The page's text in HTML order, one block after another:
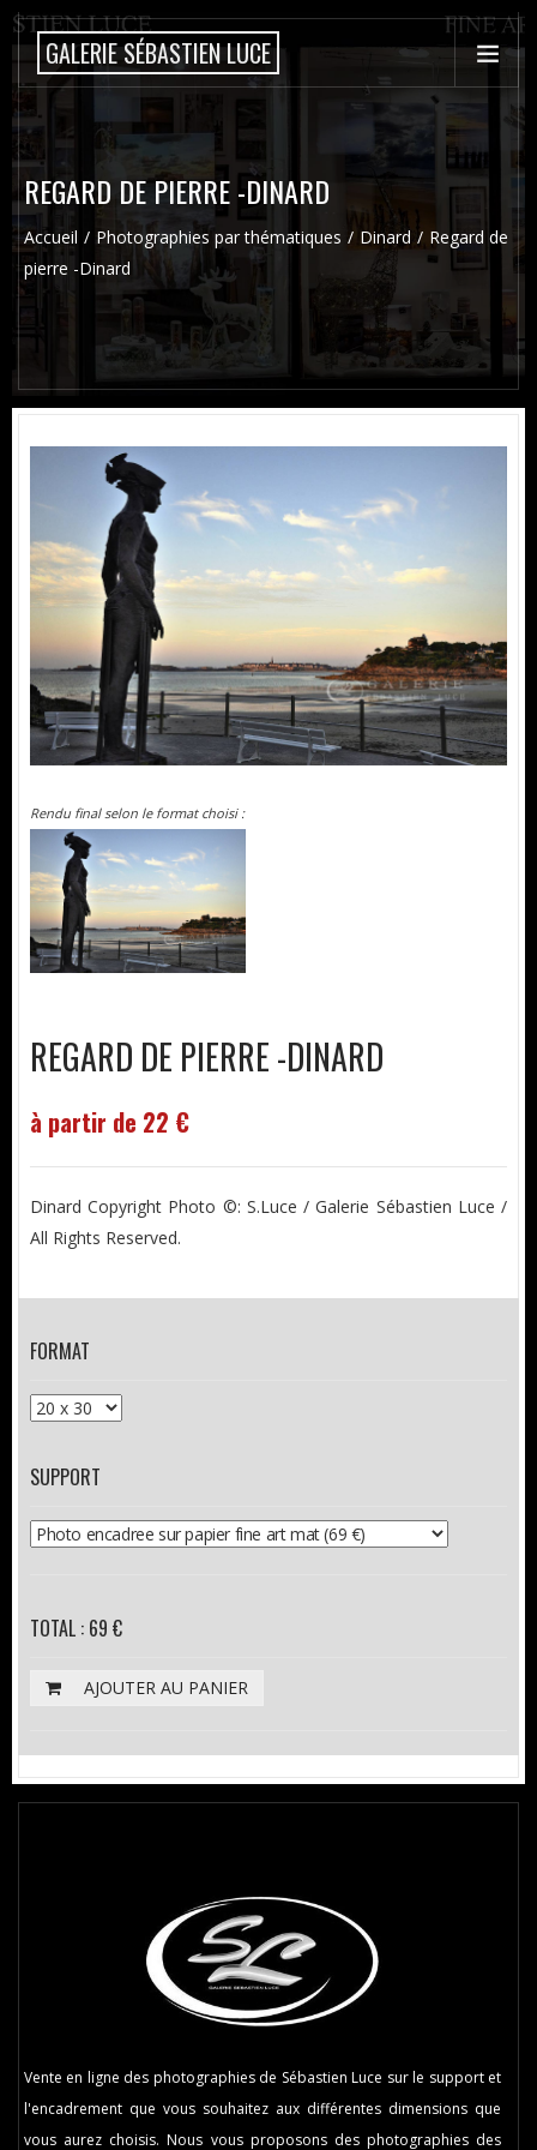
GALERIE SÉBASTIEN LUCE
REGARD DE PIERRE -DINARD
Accueil Photographies par thématiques Dinard
Regard de
pierre -Dinard
Rendu final selon le format choisi :
REGARD DE PIERRE -DINARD
à partir de 22 €
Dinard Copyright Photo ©: S.Luce / Galerie Sébastien Luce /
All Rights Reserved.
FORMAT
SUPPORT
TOTAL : 69 €
AJOUTER AU PANIER
Vente en ligne des photographies de Sébastien Luce sur le support et
l'encadrement que vous souhaitez aux différentes dimensions que
vous aurez choisis. Nous vous proposons des photographies des